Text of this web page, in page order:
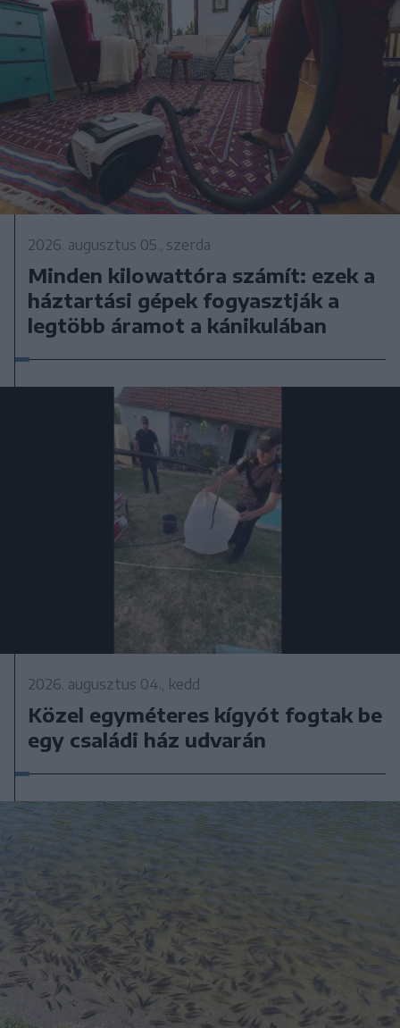
2026. augusztus 05., szerda
Minden kilowattóra számít: ezek a
háztartási gépek fogyasztják a
legtöbb áramot a kánikulában
2026. augusztus 04., kedd
Közel egyméteres kígyót fogtak be
egy családi ház udvarán